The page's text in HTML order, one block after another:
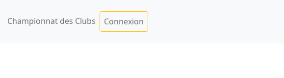
Championnat des Clubs Connexion